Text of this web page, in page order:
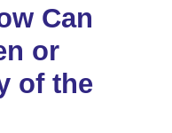
Can
or
of the